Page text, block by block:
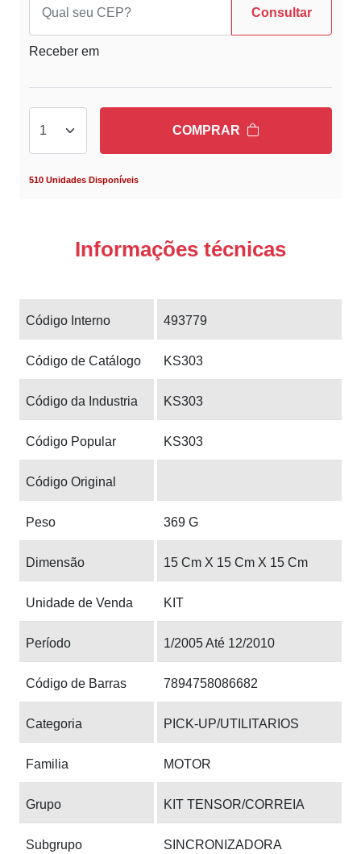
Consultar
Receber em
COMPRAR
510 Unidades Disponíveis
Informações técnicas
Código Interno 493779
Código de Catálogo KS303
Código da Industria KS303
Código Popular KS303
Código Original
Peso 369 G
Dimensão 15 Cm X 15 Cm X 15 Cm
Unidade de Venda KIT
Período 1/2005 Até 12/2010
Código de Barras 7894758086682
Categoria PICK-UP/UTILITARIOS
Familia MOTOR
Grupo KIT TENSOR/CORREIA
Subgrupo SINCRONIZADORA